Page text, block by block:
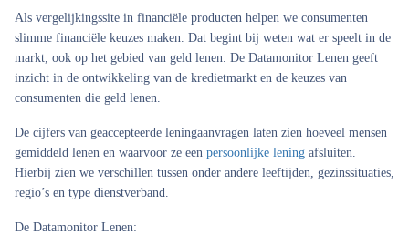
Als vergelijkingssite in financiële producten helpen we consumenten
slimme financiële keuzes maken. Dat begint bij weten wat er speelt in de
markt, ook op het gebied van geld lenen. De Datamonitor Lenen geeft
inzicht in de ontwikkeling van de kredietmarkt en de keuzes van
consumenten die geld lenen.
De cijfers van geaccepteerde leningaanvragen laten zien hoeveel mensen
gemiddeld lenen en waarvoor ze een persoonlijke lening afsluiten.
Hierbij zien we verschillen tussen onder andere leeftijden, gezinssituaties,
regio’s en type dienstverband.
De Datamonitor Lenen: